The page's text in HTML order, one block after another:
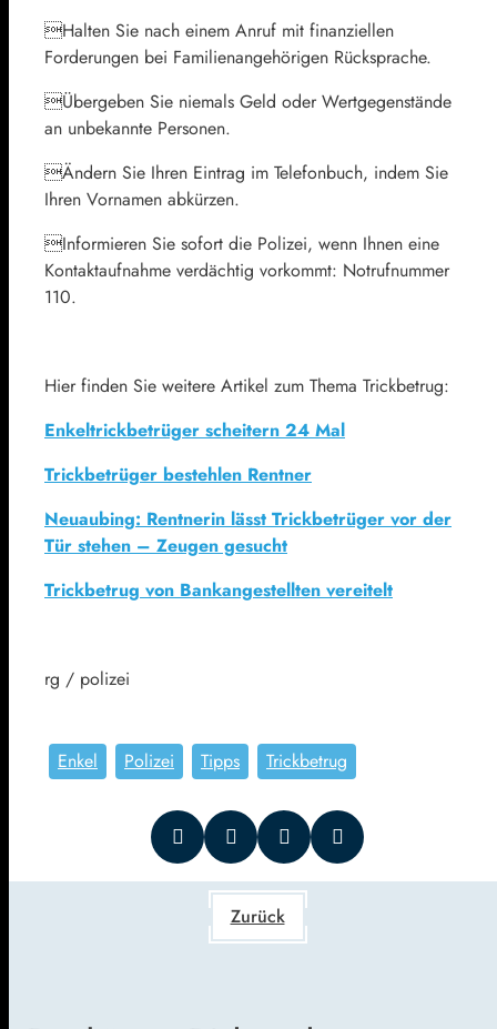
Halten Sie nach einem Anruf mit finanziellen
Forderungen bei Familienangehörigen Rücksprache.
Übergeben Sie niemals Geld oder Wertgegenstände
an unbekannte Personen.
Ändern Sie Ihren Eintrag im Telefonbuch, indem Sie
Ihren Vornamen abkürzen.
Informieren Sie sofort die Polizei, wenn Ihnen eine
Kontaktaufnahme verdächtig vorkommt: Notrufnummer
110.
Hier finden Sie weitere Artikel zum Thema Trickbetrug:
Enkeltrickbetrüger scheitern 24 Mal
Trickbetrüger bestehlen Rentner
Neuaubing: Rentnerin lässt Trickbetrüger vor der
Tür stehen – Zeugen gesucht
Trickbetrug von Bankangestellten vereitelt
rg / polizei
Enkel Polizei Tipps Trickbetrug
Zurück